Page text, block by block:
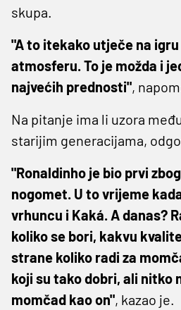
skupa.
"A to itekako utječe na
atmosferu. To je možda i
najvećih prednosti",
Na pitanje ima li uzora
starijim generacijama,
"Ronaldinho je bio prvi
nogomet. U to vrijeme
vrhuncu i Kaká. A danas?
koliko se bori, kakvu
strane koliko radi za
koji su tako dobri, ali nitko
momčad kao on", kazao je.